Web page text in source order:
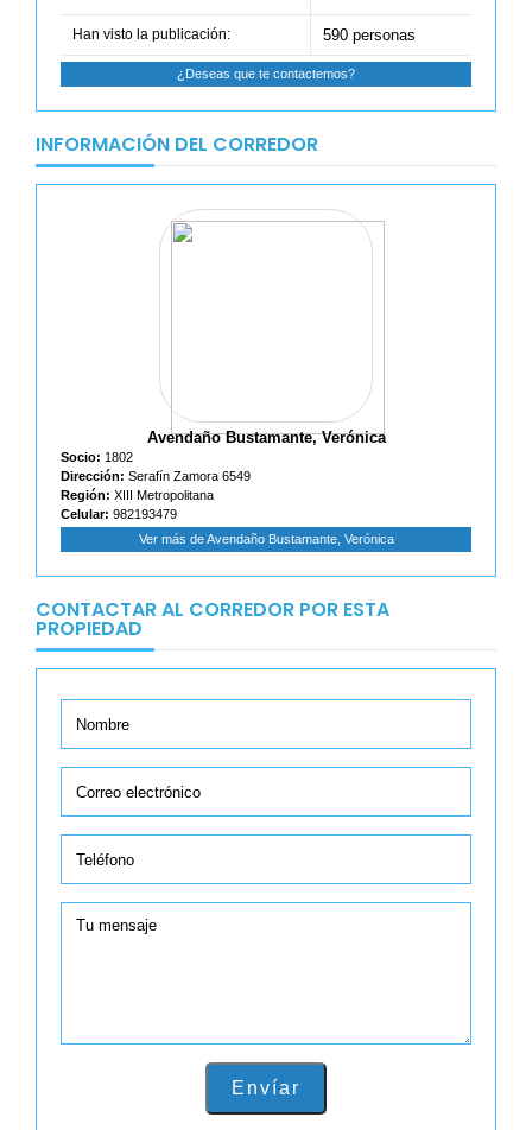
Han visto la publicación: 590 personas
¿Deseas que te contactemos?
INFORMACIÓN DEL CORREDOR
Avendaño Bustamante, Verónica
Socio: 1802
Dirección: Serafín Zamora 6549
Región: XIII Metropolitana
Celular: 982193479
Ver más de Avendaño Bustamante, Verónica
CONTACTAR AL CORREDOR POR ESTA
PROPIEDAD
Envíar